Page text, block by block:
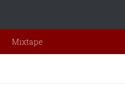
Mixtape